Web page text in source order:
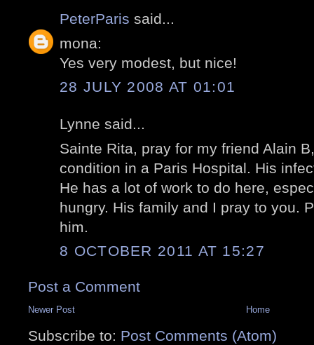
PeterParis said...
mona:
Yes very modest, but nice!
28 JULY 2008 AT 01:01
Lynne said...
Sainte Rita, pray for my friend Alain
condition in a Paris Hospital. His
He has a lot of work to do here,
hungry. His family and I pray to you.
him.
8 OCTOBER 2011 AT 15:27
Post a Comment
Newer Post Home
Subscribe to: Post Comments (Atom)